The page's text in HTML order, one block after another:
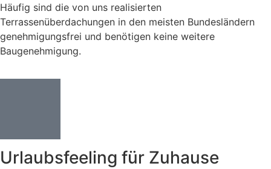
Häufig sind die von uns realisierten
Terrassenüberdachungen in den meisten Bundesländern
genehmigungsfrei und benötigen keine weitere
Baugenehmigung.
Urlaubsfeeling für Zuhause